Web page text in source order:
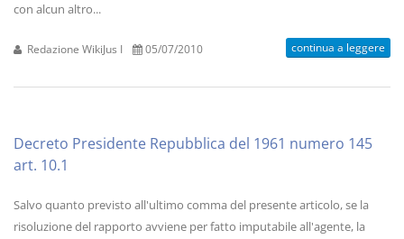
con alcun altro...
Redazione WikiJus I 05/07/2010 continua a leggere
Decreto Presidente Repubblica del 1961 numero 145
art. 10.1
Salvo quanto previsto all'ultimo comma del presente articolo, se la
risoluzione del rapporto avviene per fatto imputabile all'agente, la